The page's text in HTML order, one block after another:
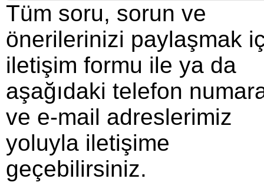
Tüm soru, sorun ve
önerilerinizi paylaşmak
iletişim formu ile ya da
aşağıdaki telefon
ve e-mail adreslerimiz
yoluyla iletişime
geçebilirsiniz.